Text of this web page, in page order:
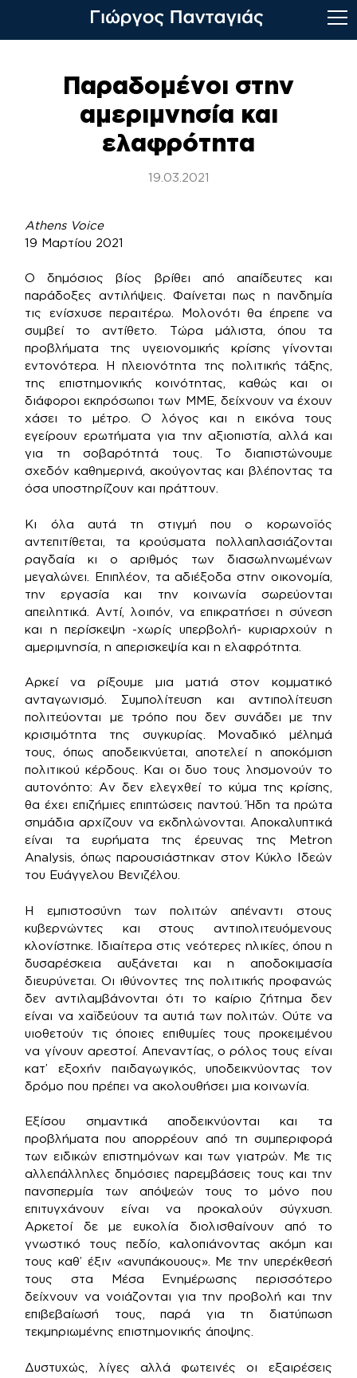
Παραδομένοι στην
αμεριμνησία και
ελαφρότητα
19.03.2021
Athens Voice
19 Μαρτίου 2021
Ο δημόσιος βίος βρίθει από απαίδευτες και
παράδοξες αντιλήψεις. Φαίνεται πως η πανδημία
τις ενίσχυσε περαιτέρω. Μολονότι θα έπρεπε να
συμβεί το αντίθετο. Τώρα μάλιστα, όπου τα
προβλήματα της υγειονομικής κρίσης γίνονται
εντονότερα. Η πλειονότητα της πολιτικής τάξης,
της επιστημονικής κοινότητας, καθώς και οι
διάφοροι εκπρόσωποι των ΜΜΕ, δείχνουν να έχουν
χάσει το μέτρο. Ο λόγος και η εικόνα τους
εγείρουν ερωτήματα για την αξιοπιστία, αλλά και
για τη σοβαρότητά τους. Το διαπιστώνουμε
σχεδόν καθημερινά, ακούγοντας και βλέποντας τα
όσα υποστηρίζουν και πράττουν.
Κι όλα αυτά τη στιγμή που ο κορωνοϊός
αντεπιτίθεται, τα κρούσματα πολλαπλασιάζονται
ραγδαία κι ο αριθμός των διασωληνωμένων
μεγαλώνει. Επιπλέον, τα αδιέξοδα στην οικονομία,
την εργασία και την κοινωνία σωρεύονται
απειλητικά. Αντί, λοιπόν, να επικρατήσει η σύνεση
και η περίσκεψη -χωρίς υπερβολή- κυριαρχούν η
αμεριμνησία, η απερισκεψία και η ελαφρότητα.
Αρκεί να ρίξουμε μια ματιά στον κομματικό
ανταγωνισμό. Συμπολίτευση και αντιπολίτευση
πολιτεύονται με τρόπο που δεν συνάδει με την
κρισιμότητα της συγκυρίας. Μοναδικό μέλημά
τους, όπως αποδεικνύεται, αποτελεί η αποκόμιση
πολιτικού κέρδους. Και οι δυο τους λησμονούν το
αυτονόητο: Αν δεν ελεγχθεί το κύμα της κρίσης,
θα έχει επιζήμιες επιπτώσεις παντού. Ήδη τα πρώτα
σημάδια αρχίζουν να εκδηλώνονται. Αποκαλυπτικά
είναι τα ευρήματα της έρευνας της Μetron
Analysis, όπως παρουσιάστηκαν στον Κύκλο Ιδεών
του Ευάγγελου Βενιζέλου.
Η εμπιστοσύνη των πολιτών απέναντι στους
κυβερνώντες και στους αντιπολιτευόμενους
κλονίστηκε. Ιδιαίτερα στις νεότερες ηλικίες, όπου η
δυσαρέσκεια αυξάνεται και η αποδοκιμασία
διευρύνεται. Οι ιθύνοντες της πολιτικής προφανώς
δεν αντιλαμβάνονται ότι το καίριο ζήτημα δεν
είναι να χαϊδεύουν τα αυτιά των πολιτών. Ούτε να
υιοθετούν τις όποιες επιθυμίες τους προκειμένου
να γίνουν αρεστοί. Απεναντίας, ο ρόλος τους είναι
κατ’ εξοχήν παιδαγωγικός, υποδεικνύοντας τον
δρόμο που πρέπει να ακολουθήσει μια κοινωνία.
Εξίσου σημαντικά αποδεικνύονται και τα
προβλήματα που απορρέουν από τη συμπεριφορά
των ειδικών επιστημόνων και των γιατρών. Με τις
αλλεπάλληλες δημόσιες παρεμβάσεις τους και την
πανσπερμία των απόψεών τους το μόνο που
επιτυγχάνουν είναι να προκαλούν σύγχυση.
Αρκετοί δε με ευκολία διολισθαίνουν από το
γνωστικό τους πεδίο, καλοπιάνοντας ακόμη και
τους καθ’ έξιν «ανυπάκουους». Με την υπερέκθεσή
τους στα Μέσα Ενημέρωσης περισσότερο
δείχνουν να νοιάζονται για την προβολή και την
επιβεβαίωσή τους, παρά για τη διατύπωση
τεκμηριωμένης επιστημονικής άποψης.
Δυστυχώς, λίγες αλλά φωτεινές οι εξαιρέσεις